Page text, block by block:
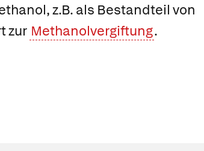
z.B. als Bestandteil von
zur Methanolvergiftung.